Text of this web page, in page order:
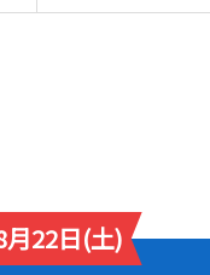
22日(土)